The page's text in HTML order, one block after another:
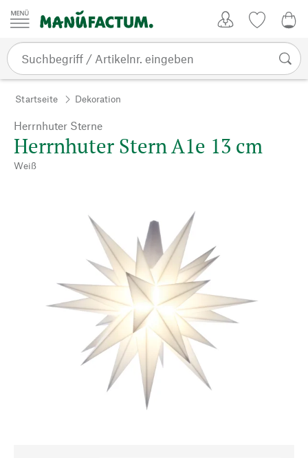
Zum Inhalt springen
Startseite Dekoration
Herrnhuter Sterne
Herrnhuter Stern A1e 13 cm
Weiß